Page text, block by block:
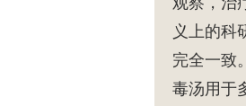
义上的科
完全一致
毒汤用于